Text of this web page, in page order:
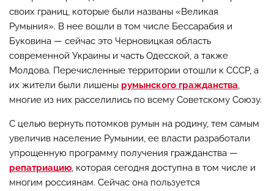
своих границ, которые были названы «Великая
Румыния». В нее вошли в том числе Бессарабия и
Буковина — сейчас это Черновицкая область
современной Украины и часть Одесской, а также
Молдова. Перечисленные территории отошли к СССР, а
их жители были лишены румынского гражданства,
многие из них расселились по всему Советскому Союзу.
С целью вернуть потомков румын на родину, тем самым
увеличив население Румынии, ее власти разработали
упрощенную программу получения гражданства —
репатриацию, которая сегодня доступна в том числе и
многим россиянам. Сейчас она пользуется